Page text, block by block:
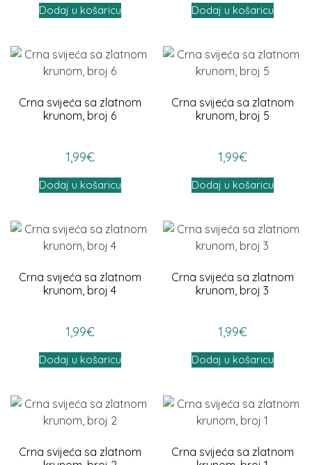
Dodaj u košaricu Dodaj u košaricu
Crna svijeća sa zlatnom
krunom, broj 6
1,99€
Dodaj u košaricu
Crna svijeća sa zlatnom
krunom, broj 5
1,99€
Dodaj u košaricu
Crna svijeća sa zlatnom
krunom, broj 4
1,99€
Dodaj u košaricu
Crna svijeća sa zlatnom
krunom, broj 3
1,99€
Dodaj u košaricu
Crna svijeća sa zlatnom
Crna svijeća sa zlatnom